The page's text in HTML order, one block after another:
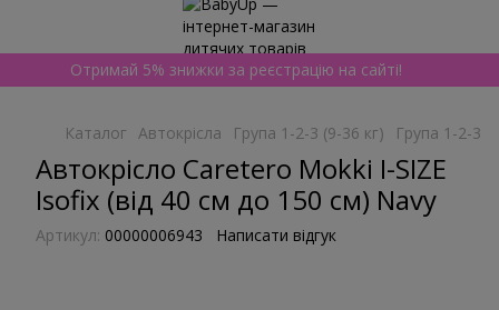
Отримай 5% знижки за реєстрацію на сайті!
Каталог Автокрісла Група 1-2-3 (9-36 кг) Група 1-2-3
Автокрісло Caretero Mokki I-SIZE
Isofix (від 40 см до 150 см) Navy
Артикул: 00000006943 Написати відгук